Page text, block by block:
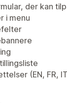
der kan
i menu
(EN, FR,